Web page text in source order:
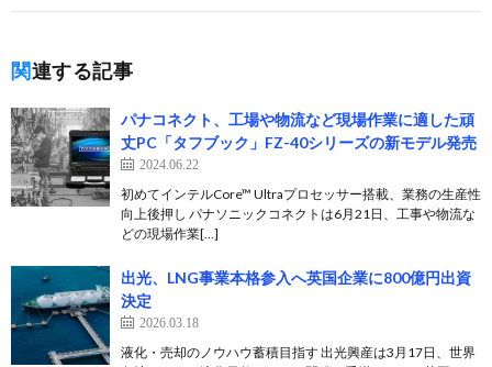
関連する記事
パナコネクト、工場や物流など現場作業に適した頑
丈PC「タフブック」FZ-40シリーズの新モデル発売
2024.06.22
初めてインテルCore™ Ultraプロセッサー搭載、業務の生産性
向上後押し パナソニックコネクトは6月21日、工事や物流な
どの現場作業[…]
出光、LNG事業本格参入へ英国企業に800億円出資
決定
2026.03.18
液化・売却のノウハウ蓄積目指す 出光興産は3月17日、世界